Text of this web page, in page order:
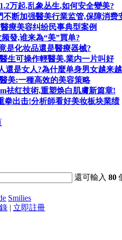
万起,乱象丛生,如何安全變美?
不断加强醫美行業监管,保障消费
療美容纠纷民事典型案例
發,谁来為“美”買单?
是化妆品還是醫療器械?
生可操作輕醫美,業内一片叫好
還是女人?為什麼单身男女越来
美:一種高效的美容策略
祛红技術,重塑焕白肌膚新篇章!
拳出击!分析師看好美妆板块業绩
還可輸入80
Smilies
| 立即註冊